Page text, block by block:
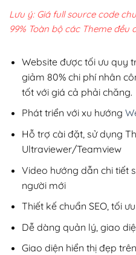
gốc
là:
Lưu ý: Giá full source code
99% Toàn bộ các Theme đều
Website được tối ưu quy
giảm 80% chi phí nhân
tốt với giá cả phải chăng.
Phát triển với xu hướng
Hỗ trợ cài đặt, sử dụng
Ultraviewer/Teamview
Video hướng dẫn chi tiết
người mới
Thiết kế chuẩn SEO, tối
Dễ dàng quản lý, giao
Giao diện hiển thị đẹp